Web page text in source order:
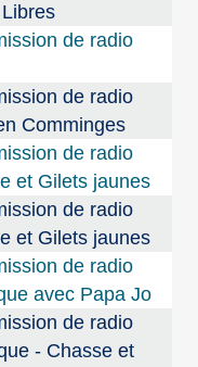
de radio
de radio
Comminges
de radio
et Gilets jaunes
de radio
et Gilets jaunes
de radio
avec Papa Jo
de radio
- Chasse et